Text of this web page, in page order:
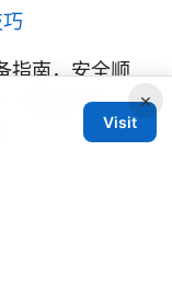
指南，安全顺
跨境访问、去×
Visit